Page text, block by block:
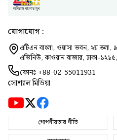
যোগাযোগ :
এটিএন বাংলা, ওয়াসা ভবন, ২য়
এভিনিউ, কাওরান বাজার, ঢাকা-
ফোনঃ +88-02-55011931
সোশ্যাল মিডিয়া
গোপনীয়তার নীতি